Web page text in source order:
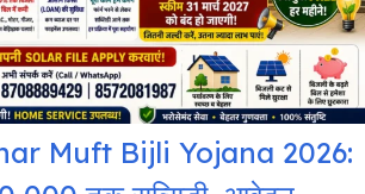
Muft Bijli Yojana 2026: